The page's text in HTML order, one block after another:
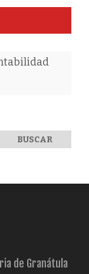
de Granátula